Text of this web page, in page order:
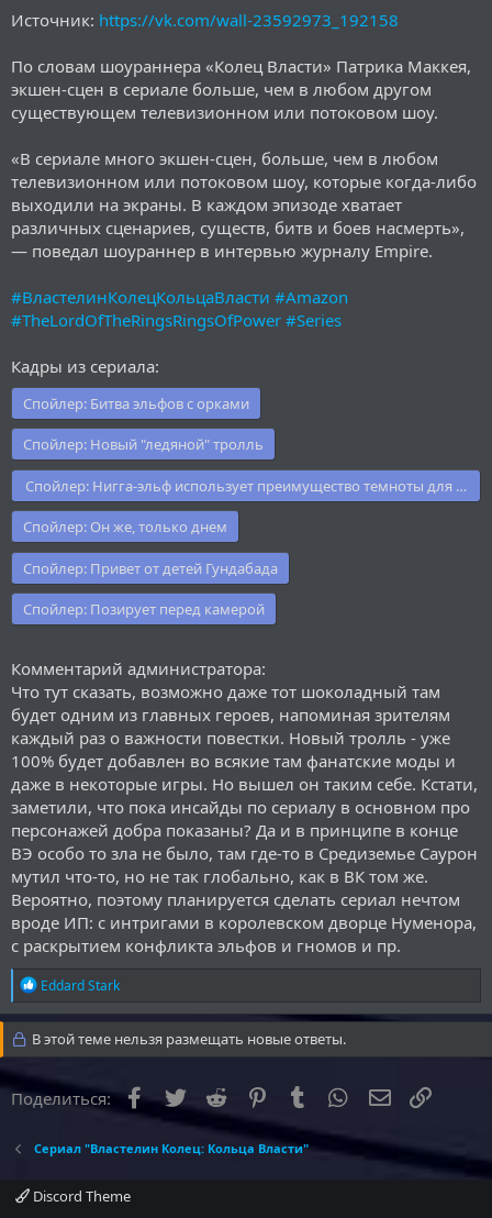
Источник: https://vk.com/wall-23592973_192158
По словам шоураннера «Колец Власти» Патрика Маккея,
экшен-сцен в сериале больше, чем в любом другом
существующем телевизионном или потоковом шоу.
«В сериале много экшен-сцен, больше, чем в любом
телевизионном или потоковом шоу, которые когда-либо
выходили на экраны. В каждом эпизоде хватает
различных сценариев, существ, битв и боев насмерть»,
— поведал шоураннер в интервью журналу Empire.
#ВластелинКолецКольцаВласти #Amazon
#TheLordOfTheRingsRingsOfPower #Series
Кадры из сериала:
Спойлер: Битва эльфов с орками
Спойлер: Новый "ледяной" тролль
Спойлер: Нигга-эльф использует преимущество темноты для
Спойлер: Он же, только днем
Спойлер: Привет от детей Гундабада
Спойлер: Позирует перед камерой
Комментарий администратора:
Что тут сказать, возможно даже тот шоколадный там
будет одним из главных героев, напоминая зрителям
каждый раз о важности повестки. Новый тролль - уже
100% будет добавлен во всякие там фанатские моды и
даже в некоторые игры. Но вышел он таким себе. Кстати,
заметили, что пока инсайды по сериалу в основном про
персонажей добра показаны? Да и в принципе в конце
ВЭ особо то зла не было, там где-то в Средиземье Саурон
мутил что-то, но не так глобально, как в ВК том же.
Вероятно, поэтому планируется сделать сериал нечтом
вроде ИП: с интригами в королевском дворце Нуменора,
с раскрытием конфликта эльфов и гномов и пр.
Р
е
а
к
ц
:
Eddard Stark
В этой теме нельзя размещать новые ответы.
Поделиться: Facebook
Twitter Reddit PinterestTumblr WhatsApp
Сериал "Властелин Колец: Кольца Власти"
Discord Theme